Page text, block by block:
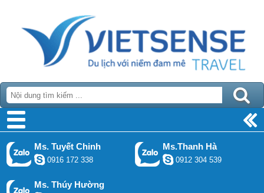
Ms. Tuyết Chinh
0916 172 338
Ms.Thanh Hà
0912 304 539
Ms. Thúy Hường